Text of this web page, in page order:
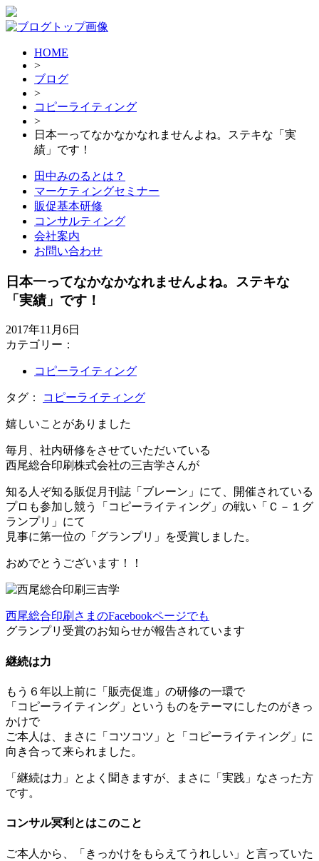
HOME
>
ブログ
>
コピーライティング
>
日本一ってなかなかなれませんよね。ステキな「実
績」です！
田中みのるとは？
マーケティングセミナー
販促基本研修
コンサルティング
会社案内
お問い合わせ
日本一ってなかなかなれませんよね。ステキな
「実績」です！
2017年11月6日
カテゴリー：
コピーライティング
タグ： コピーライティング
嬉しいことがありました
毎月、社内研修をさせていただいている
西尾総合印刷株式会社の三吉学さんが
知る人ぞ知る販促月刊誌「ブレーン」にて、開催されている
プロも参加し競う「コピーライティング」の戦い「Ｃ－１グ
ランプリ」にて
見事に第一位の「グランプリ」を受賞しました。
おめでとうございます！！
西尾総合印刷さまのFacebookページでも
グランプリ受賞のお知らせが報告されています
継続は力
もう６年以上前に「販売促進」の研修の一環で
「コピーライティング」というものをテーマにしたのがきっ
かけで
ご本人は、まさに「コツコツ」と「コピーライティング」に
向き合って来られました。
「継続は力」とよく聞きますが、まさに「実践」なさった方
です。
コンサル冥利とはこのこと
ご本人から、「きっかけをもらえてうれしい」と言っていた